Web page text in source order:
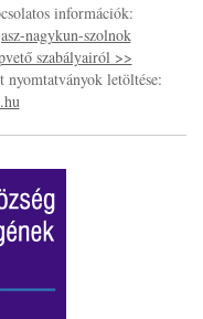
információk:
nagykun-szolnok
szabályairól >>
letöltése: